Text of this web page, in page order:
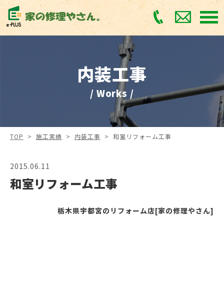
内装工事
/ Works /
TOP > 施工実績 > 内装工事 > 和室リフォーム工事
2015.06.11
和室リフォーム工事
栃木県宇都宮のリフォーム店[家の修理やさん]